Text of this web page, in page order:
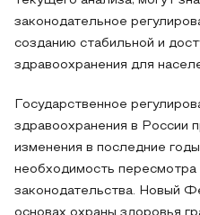
законодательное
созданию стабильной и
здравоохранения для
Государственное
здравоохранения в России
изменения в последние
необходимость
законодательства. Новый